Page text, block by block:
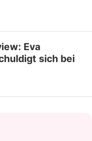
Eva
sich bei